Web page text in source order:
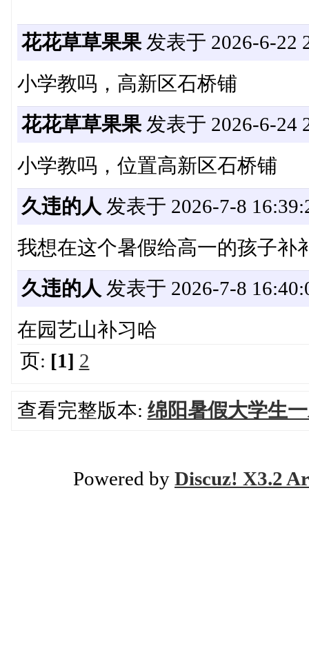
花花草草果果发表于 2026-6-22
小学教吗，高新区石桥铺
花花草草果果发表于 2026-6-24
小学教吗，位置高新区石桥铺
久违的人 发表于 2026-7-8
我想在这个暑假给高一的孩子补
久违的人 发表于 2026-7-8
在园艺山补习哈
页: [1] 2
查看完整版本: 绵阳暑假大学生
Powered by Discuz! X3.2